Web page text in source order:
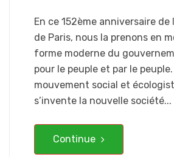
En ce 152ème anniversaire de
de Paris, nous la prenons en
forme moderne du
pour le peuple et par le peuple.
mouvement social et
s’invente la nouvelle société...
Continue